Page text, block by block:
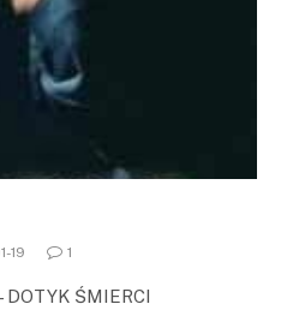
19 1
DOTYK ŚMIERCI